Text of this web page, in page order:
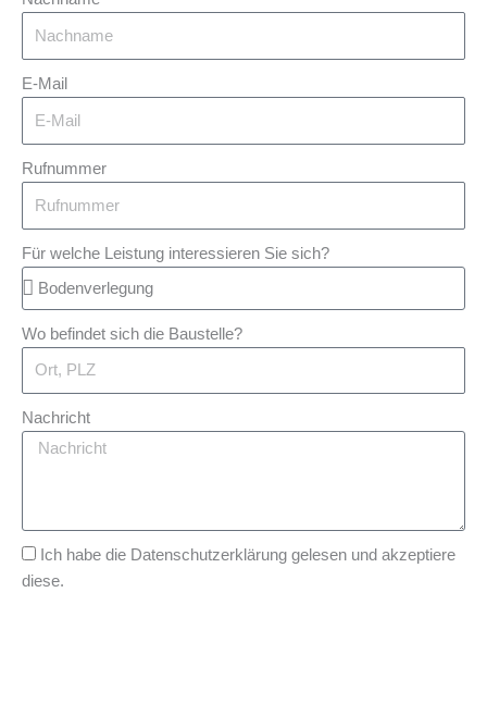
E-Mail
Rufnummer
Für welche Leistung interessieren Sie sich?
Wo befindet sich die Baustelle?
Nachricht
Ich habe die Datenschutzerklärung gelesen und akzeptiere
diese.